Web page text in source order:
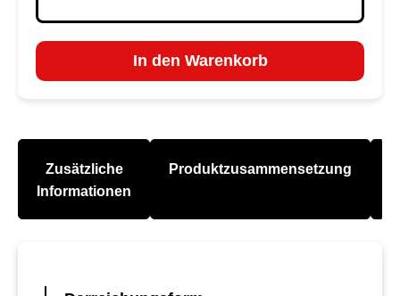
In den Warenkorb
Zusätzliche
Informationen
Produktzusammensetzung